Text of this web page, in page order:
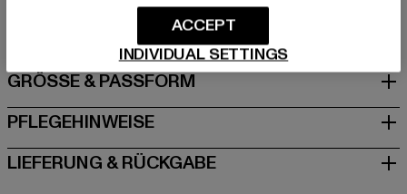
Adi-Dassler-Straße 1 | 91074 Herzogenaurach | DE
GRÖSSE & PASSFORM
PFLEGEHINWEISE
LIEFERUNG & RÜCKGABE
INDIVIDUAL SETTINGS
ACCEPT